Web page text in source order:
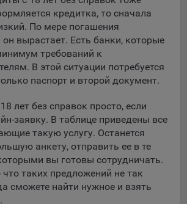
кредитка, то сначала
По мере погашения
вырастает. Есть банки, которые
требований к
В этой ситуации потребуется
паспорт и второй документ.
лет без справок просто, если
заявку. В таблице приведены все
такую услугу. Останется
анкету, отправить ее в те
вы готовы сотрудничать.
таких предложений не так
сможете найти нужное и взять